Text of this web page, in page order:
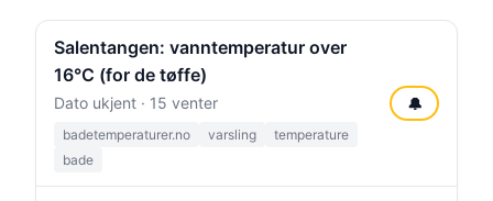
Salentangen: vanntemperatur over
16°C (for de tøffe)
Dato ukjent · 15 venter
badetemperaturer.no varsling
temperature
bade
🔔